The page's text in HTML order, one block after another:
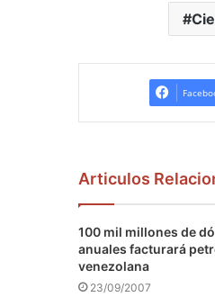
Articulos
100 mil millones de
anuales facturará
venezolana
23/09/2007